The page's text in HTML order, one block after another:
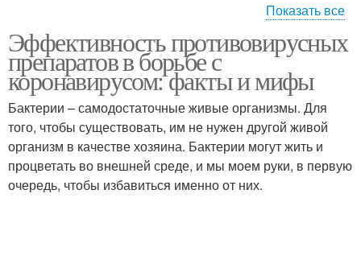
Препараты против
коронавируса
Препараты по версии
Препараты при лечении Российские препараты
Показать все
Эффективность противовирусных
препаратов в борьбе с
коронавирусом: факты и мифы
Бактерии – самодостаточные живые организмы. Для
того, чтобы существовать, им не нужен другой живой
организм в качестве хозяина. Бактерии могут жить и
процветать во внешней среде, и мы моем руки, в первую
очередь, чтобы избавиться именно от них.